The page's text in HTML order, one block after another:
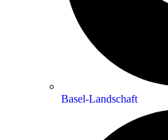
Basel-Landschaft